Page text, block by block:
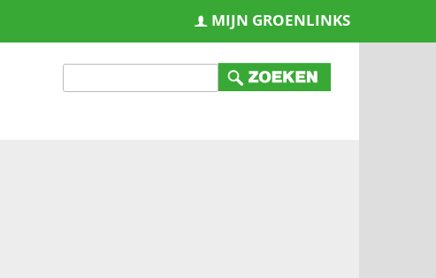
MIJN GROENLINKS